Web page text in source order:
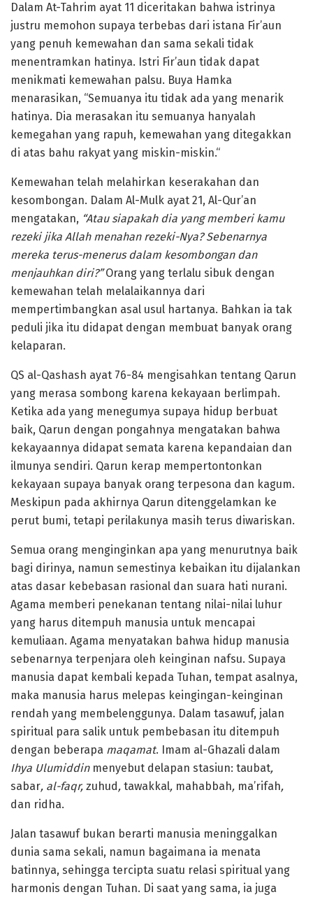
Dalam At-Tahrim ayat 11 diceritakan bahwa istrinya
justru memohon supaya terbebas dari istana Fir’aun
yang penuh kemewahan dan sama sekali tidak
menentramkan hatinya. Istri Fir’aun tidak dapat
menikmati kemewahan palsu. Buya Hamka
menarasikan, “Semuanya itu tidak ada yang menarik
hatinya. Dia merasakan itu semuanya hanyalah
kemegahan yang rapuh, kemewahan yang ditegakkan
di atas bahu rakyat yang miskin-miskin.“
Kemewahan telah melahirkan keserakahan dan
kesombongan. Dalam Al-Mulk ayat 21, Al-Qur’an
mengatakan, “Atau siapakah dia yang memberi kamu
rezeki jika Allah menahan rezeki-Nya? Sebenarnya
mereka terus-menerus dalam kesombongan dan
menjauhkan diri?”Orang yang terlalu sibuk dengan
kemewahan telah melalaikannya dari
mempertimbangkan asal usul hartanya. Bahkan ia tak
peduli jika itu didapat dengan membuat banyak orang
kelaparan.
QS al-Qashash ayat 76-84 mengisahkan tentang Qarun
yang merasa sombong karena kekayaan berlimpah.
Ketika ada yang menegumya supaya hidup berbuat
baik, Qarun dengan pongahnya mengatakan bahwa
kekayaannya didapat semata karena kepandaian dan
ilmunya sendiri. Qarun kerap mempertontonkan
kekayaan supaya banyak orang terpesona dan kagum.
Meskipun pada akhirnya Qarun ditenggelamkan ke
perut bumi, tetapi perilakunya masih terus diwariskan.
Semua orang menginginkan apa yang menurutnya baik
bagi dirinya, namun semestinya kebaikan itu dijalankan
atas dasar kebebasan rasional dan suara hati nurani.
Agama memberi penekanan tentang nilai-nilai luhur
yang harus ditempuh manusia untuk mencapai
kemuliaan. Agama menyatakan bahwa hidup manusia
sebenarnya terpenjara oleh keinginan nafsu. Supaya
manusia dapat kembali kepada Tuhan, tempat asalnya,
maka manusia harus melepas keingingan-keinginan
rendah yang membelenggunya. Dalam tasawuf, jalan
spiritual para salik untuk pembebasan itu ditempuh
dengan beberapa maqamat. Imam al-Ghazali dalam
Ihya Ulumiddinmenyebut delapan stasiun: taubat,
sabar, al-faqr, zuhud , tawakkal, mahabbah, ma’rifah,
dan ridha.
Jalan tasawuf bukan berarti manusia meninggalkan
dunia sama sekali, namun bagaimana ia menata
batinnya, sehingga tercipta suatu relasi spiritual yang
harmonis dengan Tuhan. Di saat yang sama, ia juga